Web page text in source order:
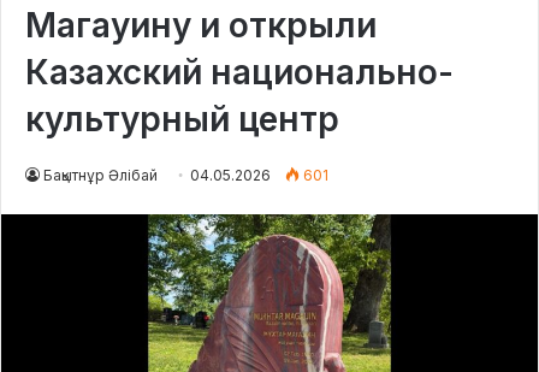
Магауину и открыли
Казахский национально-
культурный центр
Бақытнұр Әлібай 04.05.2026 601